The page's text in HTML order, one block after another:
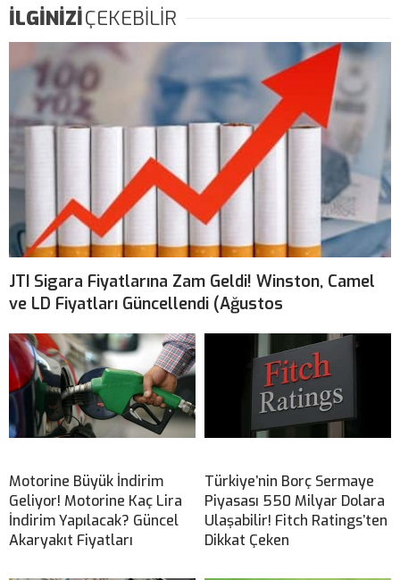
İLGİNİZİÇEKEBİLİR
JTI Sigara Fiyatlarına Zam Geldi! Winston, Camel
ve LD Fiyatları Güncellendi (Ağustos
Motorine Büyük İndirim
Geliyor! Motorine Kaç Lira
İndirim Yapılacak? Güncel
Akaryakıt Fiyatları
Türkiye’nin Borç Sermaye
Piyasası 550 Milyar Dolara
Ulaşabilir! Fitch Ratings’ten
Dikkat Çeken